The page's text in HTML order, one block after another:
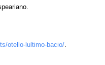
otello-lultimo-bacio/